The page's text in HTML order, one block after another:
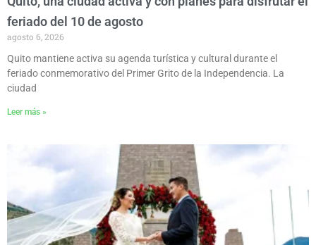
feriado del 10 de agosto
agosto 6, 2026
Quito mantiene activa su agenda turística y cultural durante el
feriado conmemorativo del Primer Grito de la Independencia. La
ciudad
Leer más »